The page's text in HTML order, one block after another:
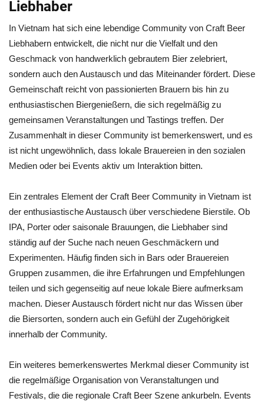
Liebhaber
In Vietnam hat sich eine lebendige Community von Craft Beer
Liebhabern entwickelt, die nicht nur die Vielfalt und den
Geschmack von handwerklich gebrautem Bier zelebriert,
sondern auch den Austausch und das Miteinander fördert. Diese
Gemeinschaft reicht von passionierten Brauern bis hin zu
enthusiastischen Biergenießern, die sich regelmäßig zu
gemeinsamen Veranstaltungen und Tastings treffen. Der
Zusammenhalt in dieser Community ist bemerkenswert, und es
ist nicht ungewöhnlich, dass lokale Brauereien in den sozialen
Medien oder bei Events aktiv um Interaktion bitten.
Ein zentrales Element der Craft Beer Community in Vietnam ist
der enthusiastische Austausch über verschiedene Bierstile. Ob
IPA, Porter oder saisonale Brauungen, die Liebhaber sind
ständig auf der Suche nach neuen Geschmäckern und
Experimenten. Häufig finden sich in Bars oder Brauereien
Gruppen zusammen, die ihre Erfahrungen und Empfehlungen
teilen und sich gegenseitig auf neue lokale Biere aufmerksam
machen. Dieser Austausch fördert nicht nur das Wissen über
die Biersorten, sondern auch ein Gefühl der Zugehörigkeit
innerhalb der Community.
Ein weiteres bemerkenswertes Merkmal dieser Community ist
die regelmäßige Organisation von Veranstaltungen und
Festivals, die die regionale Craft Beer Szene ankurbeln. Events